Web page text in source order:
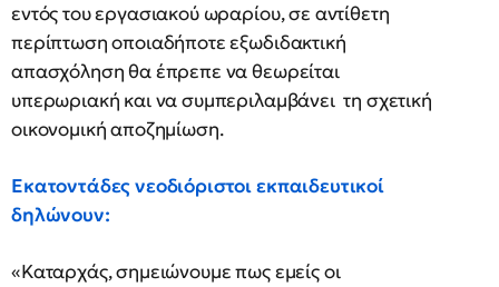
εντός του εργασιακού ωραρίου, σε αντίθετη
περίπτωση οποιαδήποτε εξωδιδακτική
απασχόληση θα έπρεπε να θεωρείται
υπερωριακή και να συμπεριλαμβάνει τη σχετική
οικονομική αποζημίωση.
Εκατοντάδες νεοδιόριστοι εκπαιδευτικοί
δηλώνουν:
«Καταρχάς, σημειώνουμε πως εμείς οι